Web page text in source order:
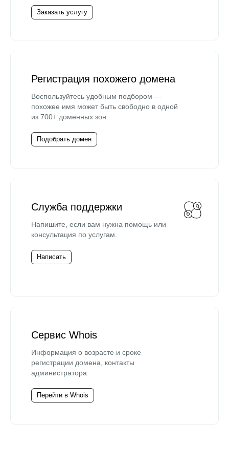
Заказать услугу
Регистрация похожего домена
Воспользуйтесь удобным подбором —
похожее имя может быть свободно в одной
из 700+ доменных зон.
Подобрать домен
Служба поддержки
Напишите, если вам нужна помощь или
консультация по услугам.
Написать
Сервис Whois
Информация о возрасте и сроке
регистрации домена, контакты
администратора.
Перейти в Whois